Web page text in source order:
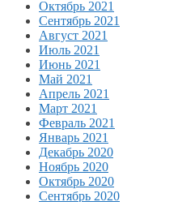
Октябрь 2021
Сентябрь 2021
Август 2021
Июль 2021
Июнь 2021
Май 2021
Апрель 2021
Март 2021
Февраль 2021
Январь 2021
Декабрь 2020
Ноябрь 2020
Октябрь 2020
Сентябрь 2020